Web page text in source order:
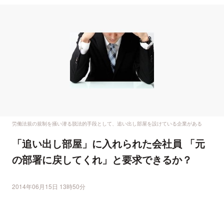
労働法規の規制を掻い潜る脱法的手段として、追い出し部屋を設けている企業がある
「追い出し部屋」に入れられた会社員 「元
の部署に戻してくれ」と要求できるか？
2014年06月15日 13時50分